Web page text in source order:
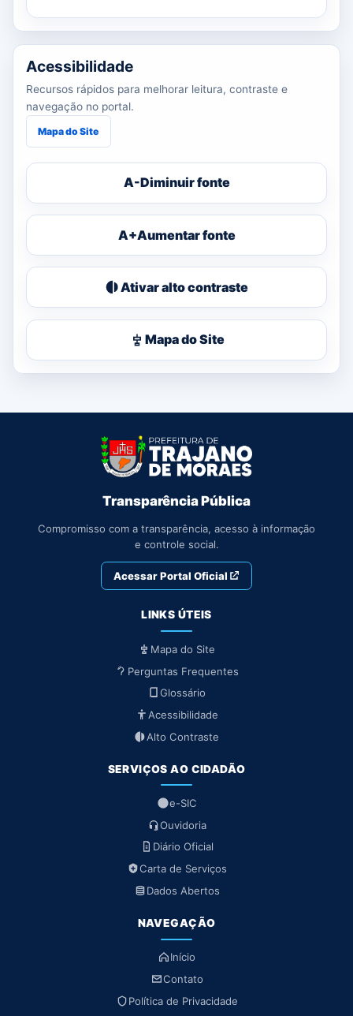
Acessibilidade
Recursos rápidos para melhorar leitura, contraste e
navegação no portal.
Mapa do Site
A-Diminuir fonte
A+Aumentar fonte
Ativar alto contraste
Mapa do Site
Transparência Pública
Compromisso com a transparência, acesso à informação
e controle social.
Acessar Portal Oficial
LINKS ÚTEIS
Mapa do Site
Perguntas Frequentes
Glossário
Acessibilidade
Alto Contraste
SERVIÇOS AO CIDADÃO
e-SIC
Ouvidoria
Diário Oficial
Carta de Serviços
Dados Abertos
NAVEGAÇÃO
Início
Contato
Política de Privacidade